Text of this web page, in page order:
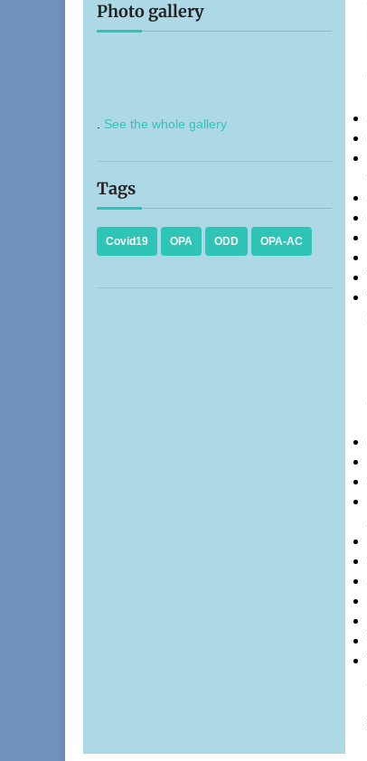
Photo gallery
See the whole gallery
Tags
Covid19 OPA ODD OPA-AC